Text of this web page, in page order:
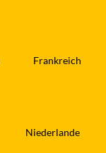
Frankreich
Niederlande